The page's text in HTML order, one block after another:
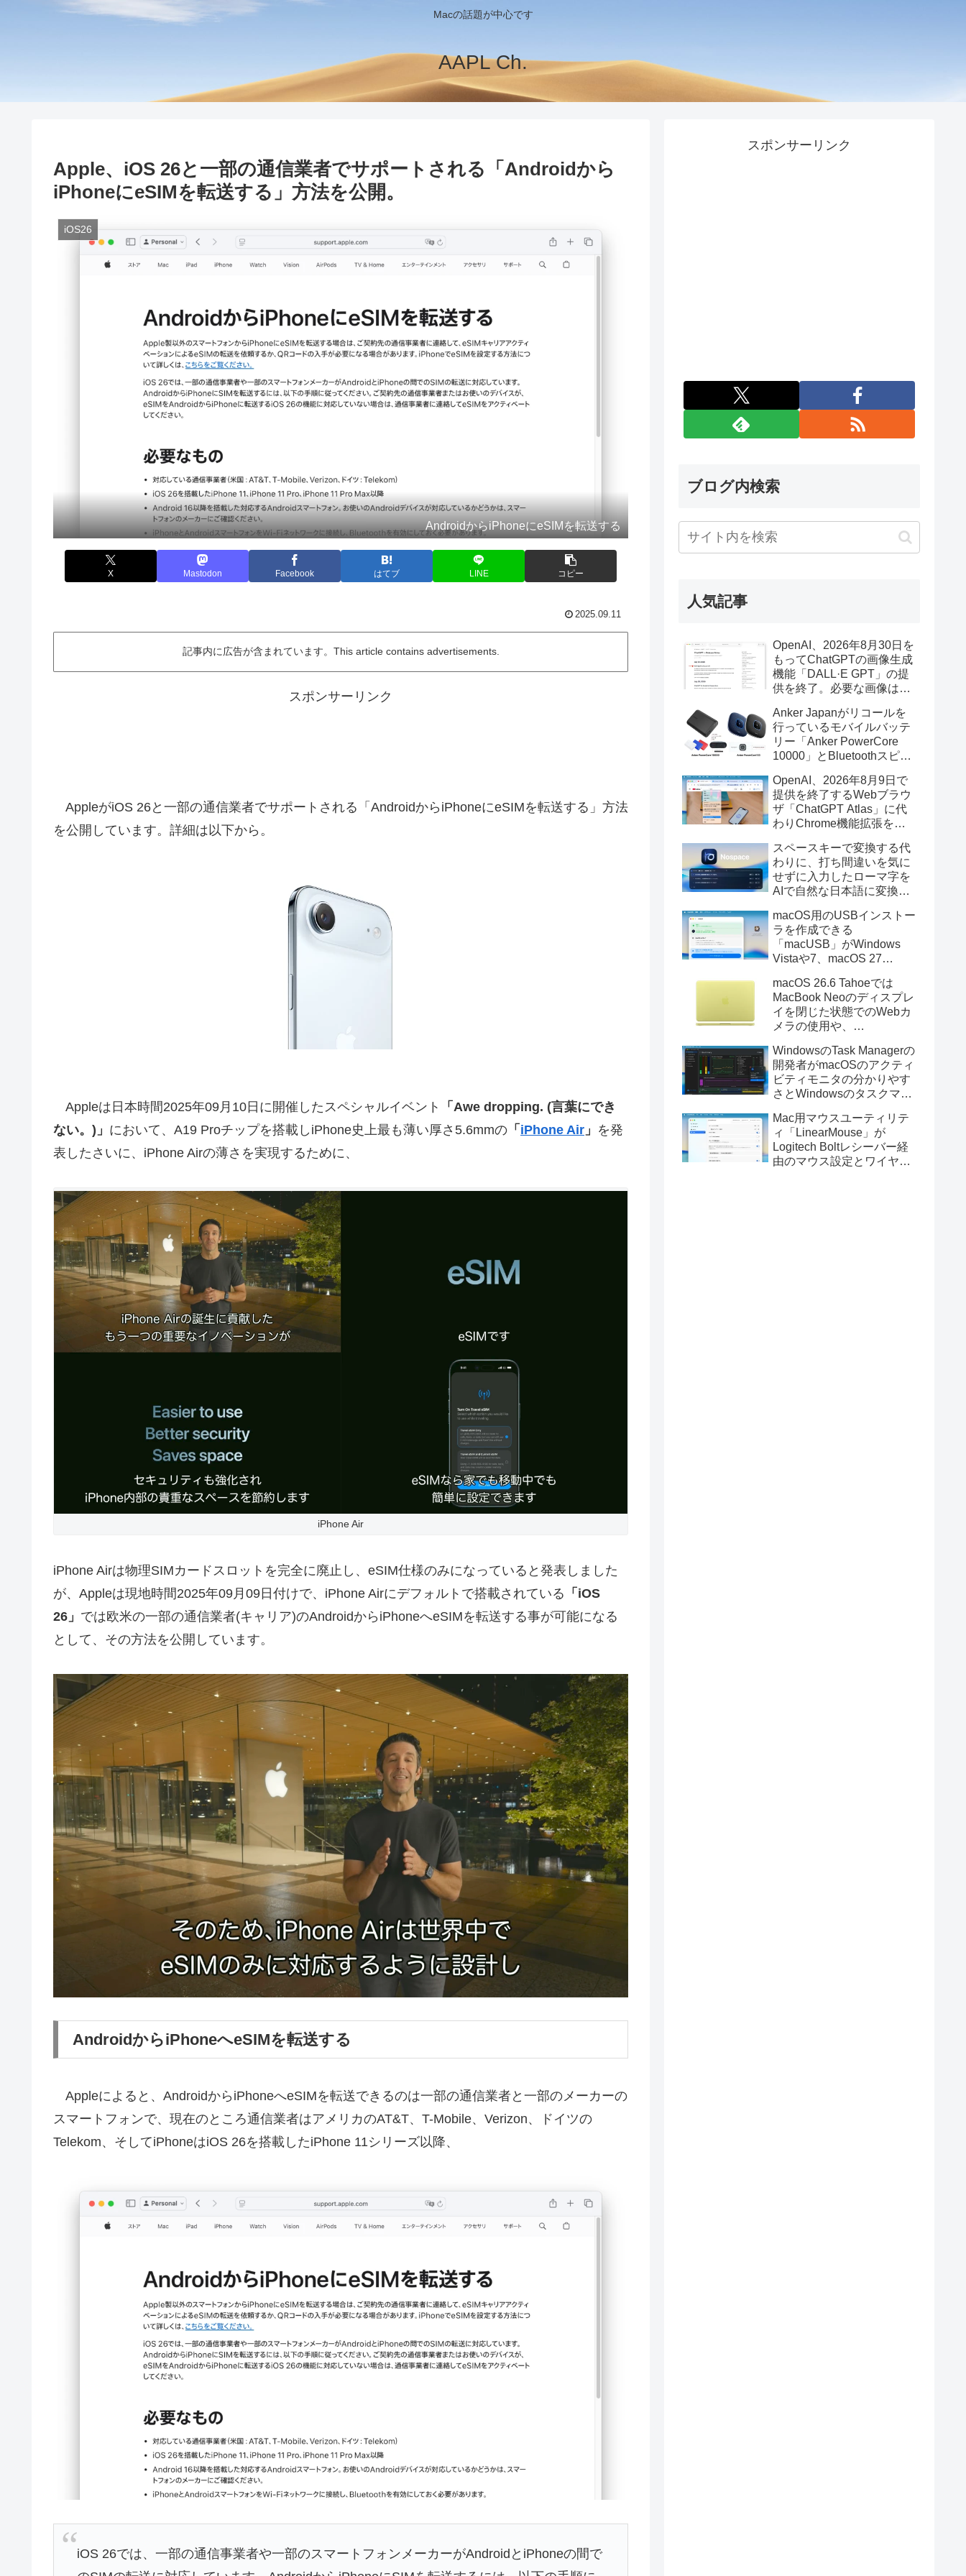
Macの話題が中心です
AAPL Ch.
Apple、iOS 26と一部の通信業者でサポートされる「Androidから
iPhoneにeSIMを転送する」方法を公開。
iOS26
AndroidからiPhoneにeSIMを転送する
X Mastodon Facebook はてブ LINE コピー
2025.09.11
記事内に広告が含まれています。This article contains advertisements.
スポンサーリンク
AppleがiOS 26と一部の通信業者でサポートされる「AndroidからiPhoneにeSIMを転送する」方法
を公開しています。詳細は以下から。
Appleは日本時間2025年09月10日に開催したスペシャルイベント
「Awe dropping. (言葉にでき
ない。)」 において、A19 Proチップを搭載しiPhone史上最も薄い厚さ5.6mmの 「 iPhone Air 」 を発
表したさいに、iPhone Airの薄さを実現するために、
iPhone Air
iPhone Airは物理SIMカードスロットを完全に廃止し、eSIM仕様のみになっていると発表しました
が、Appleは現地時間2025年09月09日付けで、iPhone Airにデフォルトで搭載されている 「iOS
26」 では欧米の一部の通信業者(キャリア)のAndroidからiPhoneへeSIMを転送する事が可能になる
として、その方法を公開しています。
AndroidからiPhoneへeSIMを転送する
Appleによると、AndroidからiPhoneへeSIMを転送できるのは一部の通信業者と一部のメーカーの
スマートフォンで、現在のところ通信業者はアメリカのAT&T、T-Mobile、Verizon、ドイツの
Telekom、そしてiPhoneはiOS 26を搭載したiPhone 11シリーズ以降、
iOS 26では、一部の通信事業者や一部のスマートフォンメーカーがAndroidとiPhoneの間で
スポンサーリンク
ブログ内検索
人気記事
OpenAI、2026年8月30日を
もってChatGPTの画像生成
機能「DALL·E GPT」の提
供を終了。必要な画像は期
Anker Japanがリコールを
行っているモバイルバッテ
リー「Anker PowerCore
10000」とBluetoothスピー
辺を焼損する火災が6月に3
件発生していたそうなので
注意を。
OpenAI、2026年8月9日で
提供を終了するWebブラウ
ザ「ChatGPT Atlas」に代
わりChrome機能拡張をア
画の質問やAsk ChatGPT機
能を追加。
スペースキーで変換する代
わりに、打ち間違いを気に
せずに入力したローマ字を
AIで自然な日本語に変換し
力アプリ「Nospace」がリ
リース。
macOS用のUSBインストー
ラを作成できる
「macUSB」がWindows
Vistaや7、macOS 27
トーラの作成に対応。
macOS 26.6 Tahoeでは
MacBook Neoのディスプレ
イを閉じた状態でのWebカ
メラの使用や、
利用しMacBook Neoを復元
する際の安定性が向上。
WindowsのTask Managerの
開発者がmacOSのアクティ
ビティモニタの分かりやす
さとWindowsのタスクマネ
Mac用システムモニタアプ
リ「Task Manager TMOG」
のBeta版を公開。
Mac用マウスユーティリテ
ィ「LinearMouse」が
Logitech Boltレシーバー経
由のマウス設定とワイヤレ